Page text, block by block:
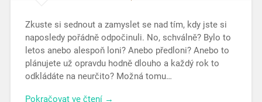
Zkuste si sednout a zamyslet se nad tím, kdy jste si
naposledy pořádně odpočinuli. No, schválně? Bylo to
letos anebo alespoň loni? Anebo předloni? Anebo to
plánujete už opravdu hodně dlouho a každý rok to
odkládáte na neurčito? Možná tomu…
Pokračovat ve čtení →